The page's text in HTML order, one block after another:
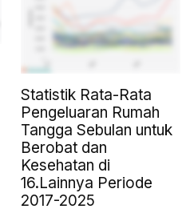
Statistik Rata-Rata
Pengeluaran Rumah
Tangga Sebulan untuk
Berobat dan
Kesehatan di
16.Lainnya Periode
2017-2025